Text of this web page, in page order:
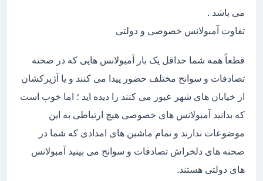
می باشد .
تفاوت آمبولانس خصوصی و دولتی
قطعاً همه شما حداقل یک بار آمبولانس هایی که در صحنه
تصادفات و سوانح مختلف حضور پیدا می کنند و یا آژیرکشان
از خیابان های شهر عبور می کنند را دیده اید ؛ اما خوب است
که بدانید آمبولانس های خصوصی هیچ ارتباطی به این
موضوعات ندارند و تمام ماشین های امدادی که شما در
صحنه های دلخراش تصادفات و سوانح می بینید آمبولانس
های دولتی هستند.